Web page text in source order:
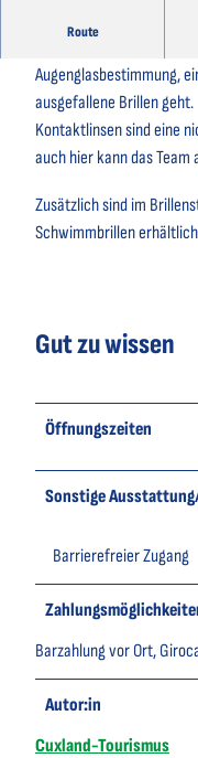
Route
Augenglasbestimmung,
ausgefallene Brillen geht.
Kontaktlinsen sind eine
auch hier kann das
Zusätzlich sind im
Schwimmbrillen
Gut zu wissen
Öffnungszeiten
Sonstige
Barrierefreier Zugang
Barzahlung vor Ort,
Autor:in
Cuxland-Tourismus